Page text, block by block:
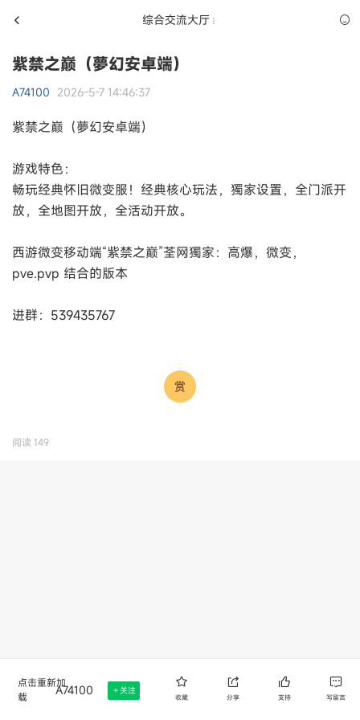
综合交流大厅
紫禁之巅（夢幻安卓端）
A74100 2026-5-7 14:46:37
紫禁之巅（夢幻安卓端）
游戏特色：
畅玩经典怀旧微变服！经典核心玩法，獨家设置，全门派开
放，全地图开放，全活动开放。
西游微变移动端“紫禁之巅”荃网獨家：高爆，微变，
pve.pvp 结合的版本
进群：539435767
阅读 149
点击重新加
载
A74100 关注
收藏 分享 支持 写留言